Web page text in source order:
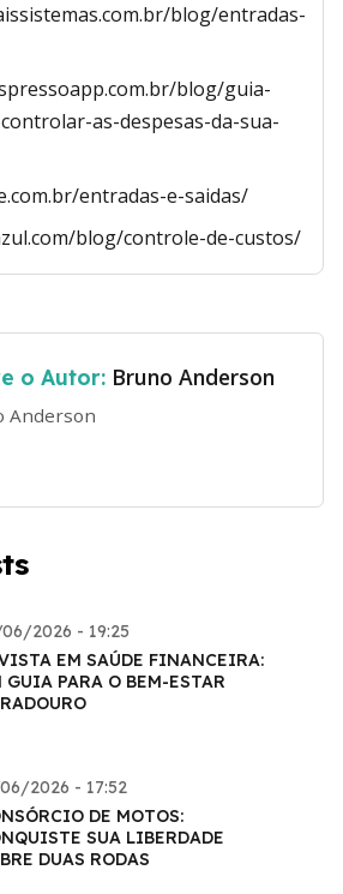
blog/entradas-
blog/guia-
as-despesas-da-sua-
entradas-e-saidas/
blog/controle-de-custos/
o Autor: Bruno Anderson
Anderson
2026 - 19:25
EM SAÚDE FINANCEIRA:
GUIA PARA O BEM-ESTAR
2026 - 17:52
DE MOTOS:
SUA LIBERDADE
DUAS RODAS